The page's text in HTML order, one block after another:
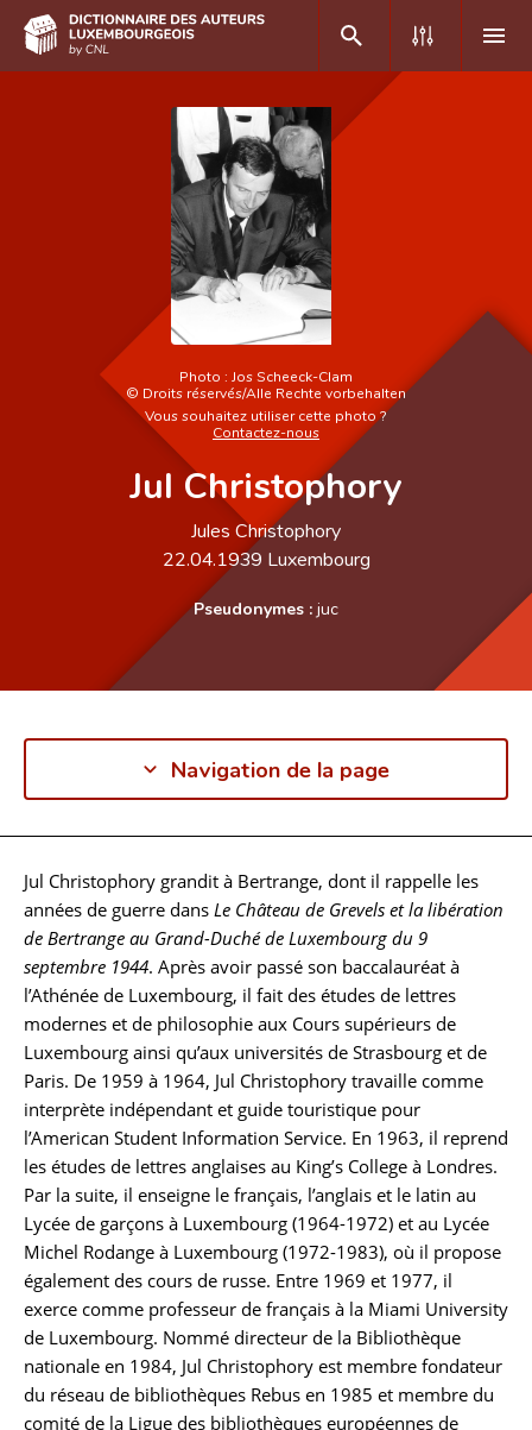
Recherche avancée
Foire aux questions
Équipe scientifique
Photo : Jos Scheeck-Clam
© Droits réservés/Alle Rechte vorbehalten
Vous souhaitez utiliser cette photo ?
Contactez-nous
Jul Christophory
Jules Christophory
22.04.1939 Luxembourg
Pseudonymes : juc
Navigation de la page
Biographie
Jul Christophory grandit à Bertrange, dont il rappelle les
années de guerre dans Le Château de Grevels et la libération
de Bertrange au Grand-Duché de Luxembourg du 9
septembre 1944. Après avoir passé son baccalauréat à
l’Athénée de Luxembourg, il fait des études de lettres
modernes et de philosophie aux Cours supérieurs de
Luxembourg ainsi qu’aux universités de Strasbourg et de
Paris. De 1959 à 1964, Jul Christophory travaille comme
interprète indépendant et guide touristique pour
l’American Student Information Service. En 1963, il reprend
les études de lettres anglaises au King’s College à Londres.
Par la suite, il enseigne le français, l’anglais et le latin au
Lycée de garçons à Luxembourg (1964-1972) et au Lycée
Michel Rodange à Luxembourg (1972-1983), où il propose
également des cours de russe. Entre 1969 et 1977, il
exerce comme professeur de français à la Miami University
de Luxembourg. Nommé directeur de la Bibliothèque
nationale en 1984, Jul Christophory est membre fondateur
du réseau de bibliothèques Rebus en 1985 et membre du
comité de la Ligue des bibliothèques européennes de